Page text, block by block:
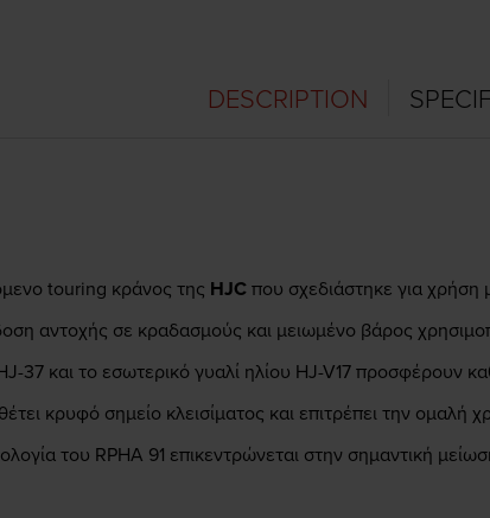
DESCRIPTION
touring κράνος της HJCπου σχεδιάστηκε για
αντοχής σε κραδασμούς και μειωμένο βάρος
37 και το εσωτερικό γυαλί ηλίου HJ-V17 προσφέρουν
κρυφό σημείο κλεισίματος και επιτρέπει την ομαλή
του RPHA 91 επικεντρώνεται στην σημαντική